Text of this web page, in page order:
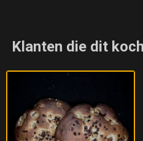
Klanten die dit